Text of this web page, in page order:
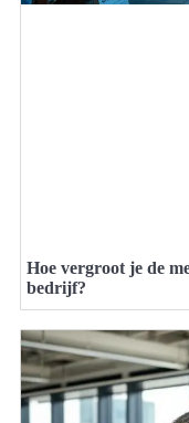
Hoe vergroot je de
bedrijf?